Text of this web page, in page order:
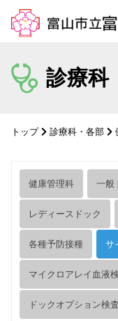
診療科
トップ 診療科・各部
健康管理科 一般
レディースドック
各種予防接種 サ
マイクロアレイ血液
ドックオプション検査